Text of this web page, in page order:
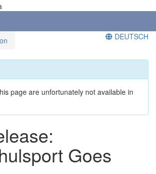
DEUTSCH
page are unfortunately not available in
Goes